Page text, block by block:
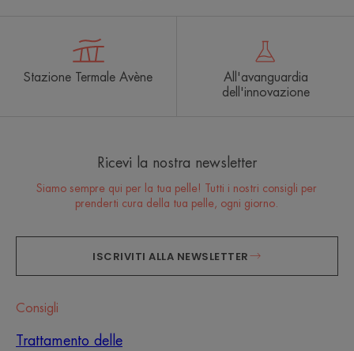
Stazione Termale Avène
All'avanguardia
dell'innovazione
Ricevi la nostra newsletter
Siamo sempre qui per la tua pelle! Tutti i nostri consigli per
prenderti cura della tua pelle, ogni giorno.
ISCRIVITI ALLA NEWSLETTER
Consigli
Trattamento delle